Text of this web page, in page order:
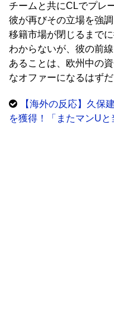
チームと共にCLでプレ
彼が再びその立場を強
移籍市場が閉じるまで
わからないが、彼の前
あることは、欧州中の
なオファーになるはずだ
【海外の反応】久保
を獲得！「またマンUと